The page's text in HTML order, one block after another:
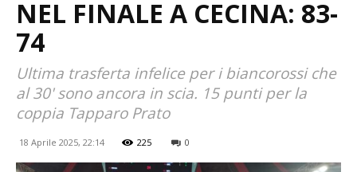
NEL FINALE A CECINA: 83-
74
Ultima trasferta infelice per i biancorossi che
al 30' sono ancora in scia. 15 punti per la
coppia Tapparo Prato
18 Aprile 2025, 22:14 225 0